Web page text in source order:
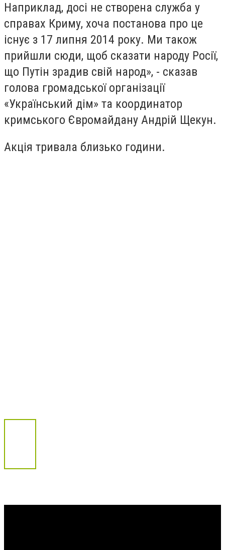
Наприклад, досі не створена служба у
справах Криму, хоча постанова про це
існує з 17 липня 2014 року. Ми також
прийшли сюди, щоб сказати народу Росії,
що Путін зрадив свій народ», - сказав
голова громадської організації
«Український дім» та координатор
кримського Євромайдану Андрій Щекун.
Акція тривала близько години.